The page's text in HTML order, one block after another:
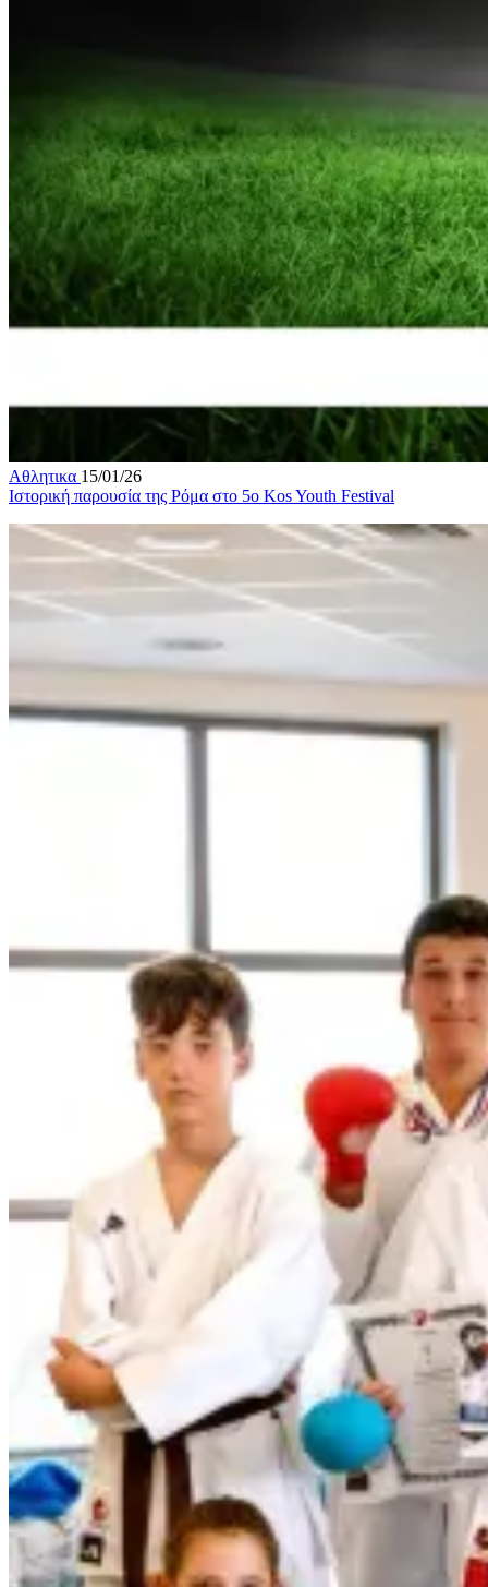
Αθλητικα 15/01/26
Ιστορική παρουσία της Ρόμα στο 5ο Kos Youth Festival